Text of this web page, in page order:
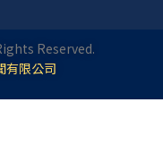
Reserved.
有限公司